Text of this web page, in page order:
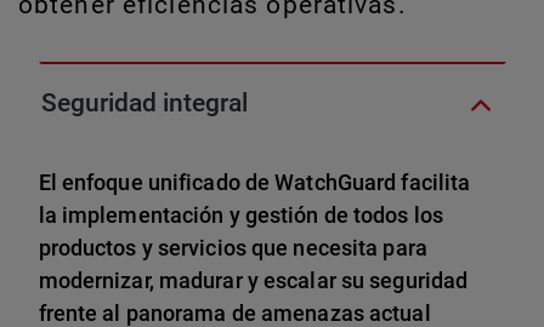
Seguridad integral
El enfoque unificado de WatchGuard facilita
la implementación y gestión de todos los
productos y servicios que necesita para
modernizar, madurar y escalar su seguridad
frente al panorama de amenazas actual